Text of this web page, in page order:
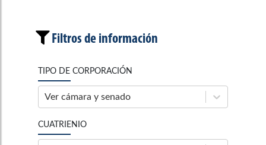
Filtros de información
TIPO DE CORPORACIÓN
Ver cámara y senado
CUATRIENIO